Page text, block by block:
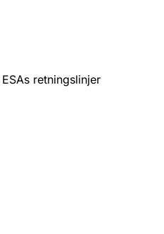
retningslinjer